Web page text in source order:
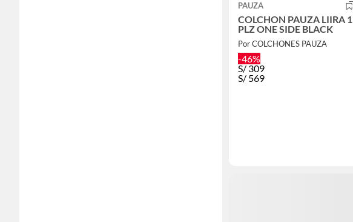
PAUZA
COLCHON PAUZA LIIRA 1
PLZ ONE SIDE BLACK
Por COLCHONES PAUZA
-46%
S/ 309
S/ 569